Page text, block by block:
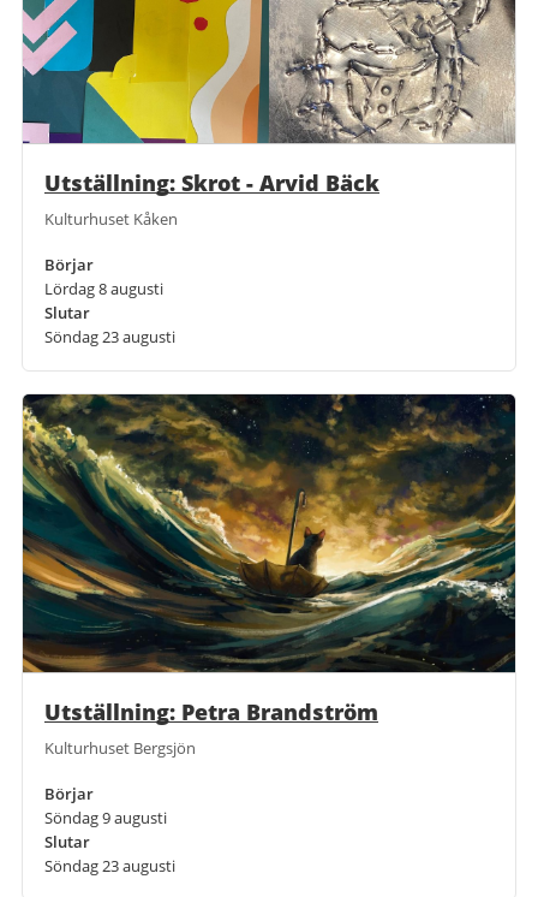
Utställning: Skrot - Arvid Bäck
Kulturhuset Kåken
Börjar
Lördag 8 augusti
Slutar
Söndag 23 augusti
Utställning: Petra Brandström
Kulturhuset Bergsjön
Börjar
Söndag 9 augusti
Slutar
Söndag 23 augusti